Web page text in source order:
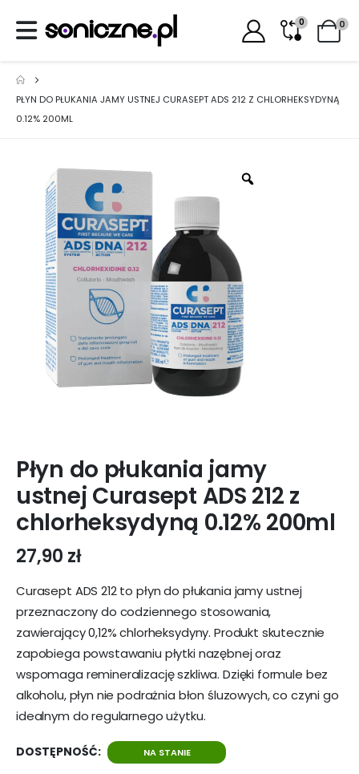
0 0
PŁYN DO PŁUKANIA JAMY USTNEJ CURASEPT ADS 212 Z CHLORHEKSYDYNĄ
0.12% 200ML
Płyn do płukania jamy
ustnej Curasept ADS 212 z
chlorheksydyną 0.12% 200ml
27,90 zł
Curasept ADS 212 to płyn do płukania jamy ustnej
przeznaczony do codziennego stosowania,
zawierający 0,12% chlorheksydyny. Produkt skutecznie
zapobiega powstawaniu płytki nazębnej oraz
wspomaga remineralizację szkliwa. Dzięki formule bez
alkoholu, płyn nie podrażnia błon śluzowych, co czyni go
idealnym do regularnego użytku.
DOSTĘPNOŚĆ: NA STANIE